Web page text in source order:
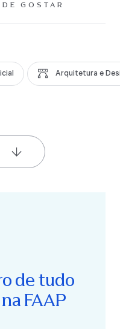
GOSTAR
Arquitetura e
de tudo
FAAP